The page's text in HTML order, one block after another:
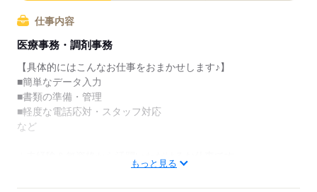
仕事内容
医療事務・調剤事務
【具体的にはこんなお仕事をおまかせします♪】
■簡単なデータ入力
■書類の準備・管理
■軽度な電話応対・スタッフ対応
など
丁寧な研修＆現場サポートがございますので、医療業界でのお
仕
もっと見る